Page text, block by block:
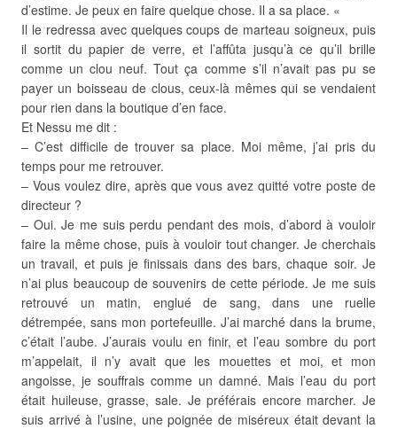
d’estime. Je peux en faire quelque chose. Il a sa place. «
Il le redressa avec quelques coups de marteau soigneux, puis
il sortit du papier de verre, et l’affûta jusqu’à ce qu’il brille
comme un clou neuf. Tout ça comme s’il n’avait pas pu se
payer un boisseau de clous, ceux-là mêmes qui se vendaient
pour rien dans la boutique d’en face.
Et Nessu me dit :
– C’est difficile de trouver sa place. Moi même, j’ai pris du
temps pour me retrouver.
– Vous voulez dire, après que vous avez quitté votre poste de
directeur ?
– Oui. Je me suis perdu pendant des mois, d’abord à vouloir
faire la même chose, puis à vouloir tout changer. Je cherchais
un travail, et puis je finissais dans des bars, chaque soir. Je
n’ai plus beaucoup de souvenirs de cette période. Je me suis
retrouvé un matin, englué de sang, dans une ruelle
détrempée, sans mon portefeuille. J’ai marché dans la brume,
c’était l’aube. J’aurais voulu en finir, et l’eau sombre du port
m’appelait, il n’y avait que les mouettes et moi, et mon
angoisse, je souffrais comme un damné. Mais l’eau du port
était huileuse, grasse, sale. Je préférais encore marcher. Je
suis arrivé à l’usine, une poignée de miséreux était devant la